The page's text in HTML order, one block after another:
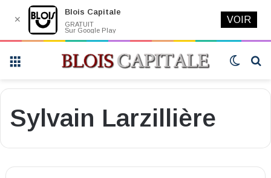
Switch
Sylvain Larzillière
✕
Blois Capitale
GRATUIT
Sur Google Play
VOIR